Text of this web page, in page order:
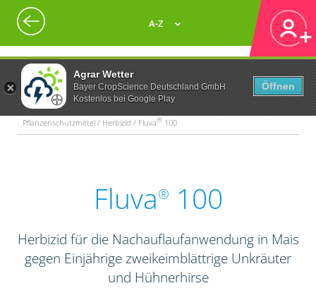
Agrar Wetter
Bayer CropScience Deutschland GmbH
Kostenlos bei Google Play
Öffnen
A-Z
Pflanzenschutzmittel / Herbizid / Fluva® 100
Fluva® 100
Herbizid für die Nachauflaufanwendung in Mais
gegen Einjährige zweikeimblättrige Unkräuter
und Hühnerhirse